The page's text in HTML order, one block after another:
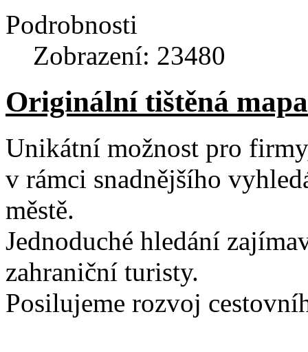
Podrobnosti
Zobrazení: 23480
Originální tištěná
Unikátní možnost pro
v rámci snadnějšího
městě.
Jednoduché hledání
zahraniční turisty.
Posilujeme rozvoj